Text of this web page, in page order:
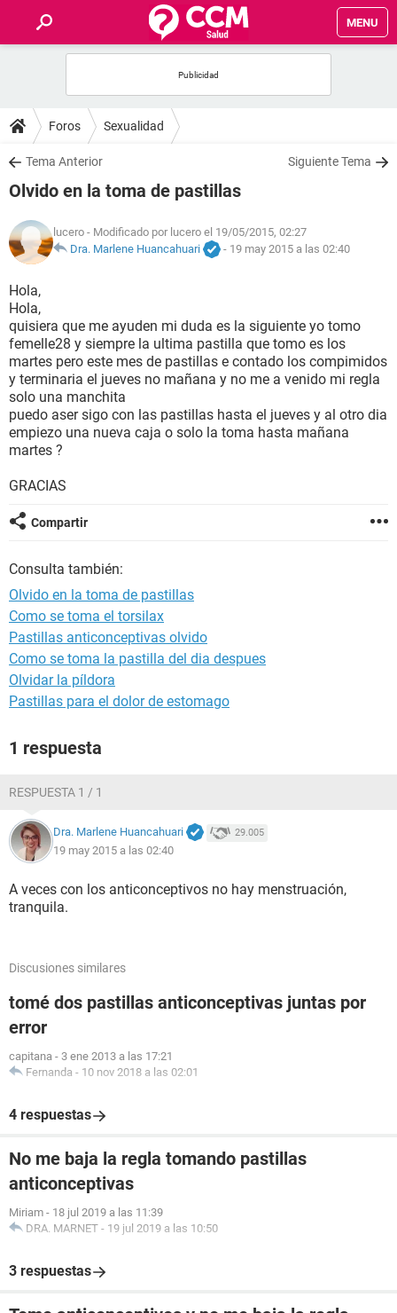
MENU
FOROS
SALUD
NUTRICIÓN
BIENESTAR
SEXUALIDAD
GLOSARIO
Foros Sexualidad
Tema Anterior Siguiente Tema
Olvido en la toma de pastillas
lucero - Modificado por lucero el 19/05/2015, 02:27
Dra. Marlene Huancahuari
- 19 may 2015 a las 02:40
Hola,
Hola,
quisiera que me ayuden mi duda es la siguiente yo tomo
femelle28 y siempre la ultima pastilla que tomo es los
martes pero este mes de pastillas e contado los compimidos
y terminaria el jueves no mañana y no me a venido mi regla
solo una manchita
puedo aser sigo con las pastillas hasta el jueves y al otro dia
empiezo una nueva caja o solo la toma hasta mañana
martes ?
GRACIAS
Compartir
Consulta también:
Olvido en la toma de pastillas
Como se toma el torsilax
Pastillas anticonceptivas olvido
Como se toma la pastilla del dia despues
Olvidar la píldora
Pastillas para el dolor de estomago
1 respuesta
RESPUESTA 1 / 1
Dra. Marlene Huancahuari 29.005
19 may 2015 a las 02:40
A veces con los anticonceptivos no hay menstruación,
tranquila.
Discusiones similares
tomé dos pastillas anticonceptivas juntas por
error
capitana - 3 ene 2013 a las 17:21
Fernanda - 10 nov 2018 a las 02:01
4 respuestas
No me baja la regla tomando pastillas
anticonceptivas
Miriam - 18 jul 2019 a las 11:39
DRA. MARNET - 19 jul 2019 a las 10:50
3 respuestas